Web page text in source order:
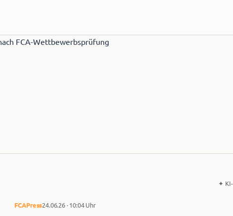
✦
FCAPress24.06.26 · 10:04 Uhr